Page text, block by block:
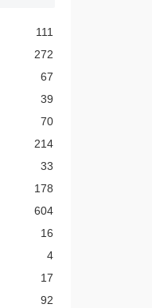
111
272
67
39
70
214
33
178
604
16
4
17
92